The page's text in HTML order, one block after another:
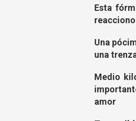
Esta
Una
una
Medio
amor